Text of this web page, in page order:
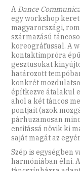
A Dance
egy workshop
magyarországi,
származású
koreográfussal. A
kontaktimpróra
gesztusokat
határozott
konkrét
építkezve átalakul
ahol a két táncos
pontjait (azok
párhuzamosan
entitássá növik ki
saját magát az
Szép is egységben
harmóniában élni.